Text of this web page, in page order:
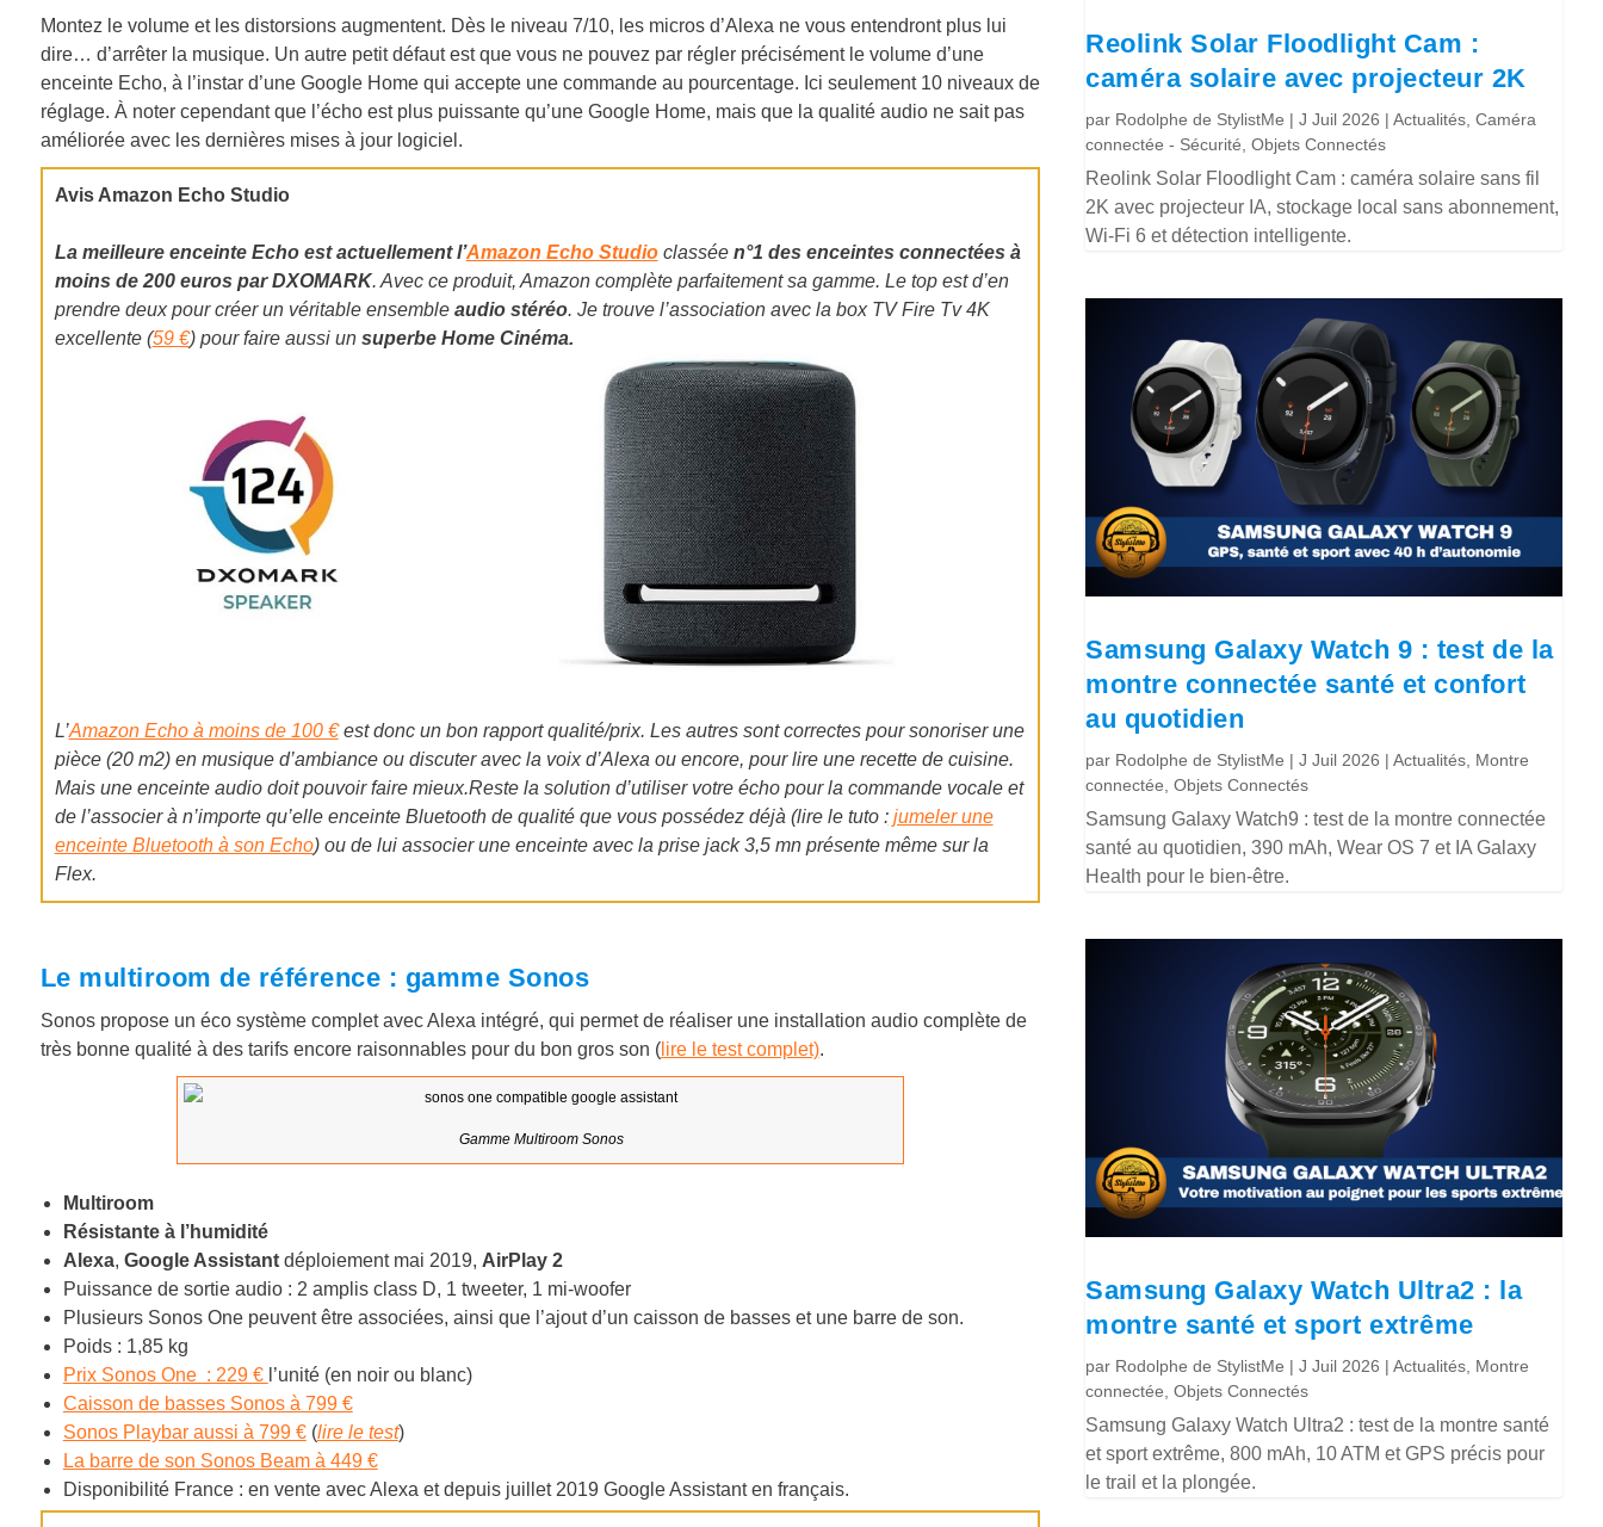
Montez le volume et les distorsions augmentent. Dès le niveau 7/10, les micros d’Alexa ne vous entendront plus lui
dire… d’arrêter la musique. Un autre petit défaut est que vous ne pouvez par régler précisément le volume d’une
enceinte Echo, à l’instar d’une Google Home qui accepte une commande au pourcentage. Ici seulement 10 niveaux de
réglage. À noter cependant que l’écho est plus puissante qu’une Google Home, mais que la qualité audio ne sait pas
améliorée avec les dernières mises à jour logiciel.
Avis Amazon Echo Studio
La meilleure enceinte Echo est actuellement l’Amazon Echo Studioclassée n°1 des enceintes connectées à
moins de 200 euros par DXOMARK. Avec ce produit, Amazon complète parfaitement sa gamme. Le top est d’en
prendre deux pour créer un véritable ensemble audio stéréo. Je trouve l’association avec la box TV Fire Tv 4K
excellente (59 €) pour faire aussi unsuperbe Home Cinéma.
L’Amazon Echo à moins de 100 €est donc un bon rapport qualité/prix. Les autres sont correctes pour sonoriser une
pièce (20 m2) en musique d’ambiance ou discuter avec la voix d’Alexa ou encore, pour lire une recette de cuisine.
Mais une enceinte audio doit pouvoir faire mieux.Restela solution d’utiliser votre écho pour la commande vocale et
de l’associer à n’importe qu’elle enceinte Bluetooth de qualité que vous possédez déjà (lire le tuto :jumeler une
enceinte Bluetooth à son Echo) ou de lui associer une enceinte avec la prise jack 3,5 mn présente même sur la
Flex.
Le multiroom de référence : gamme Sonos
Sonos propose un éco système complet avec Alexa intégré, qui permet de réaliser une installation audio complète de
très bonne qualité à des tarifs encore raisonnables pour du bon gros son (lire le test complet).
Gamme Multiroom Sonos
Multiroom
Résistante à l’humidité
Alexa, Google Assistantdéploiement mai 2019, AirPlay 2
Puissance de sortie audio : 2 amplis class D, 1 tweeter, 1 mi-woofer
Plusieurs Sonos One peuvent être associées, ainsi que l’ajout d’un caisson de basses et une barre de son.
Poids : 1,85 kg
Prix Sonos One : 229 € l’unité (en noir ou blanc)
Caisson de basses Sonos à 799 €
Sonos Playbar aussi à 799 €(lire le test)
La barre de son Sonos Beam à 449 €
Disponibilité France : en vente avec Alexa et depuis juillet 2019 Google Assistant en français.
Reolink Solar Floodlight Cam :
caméra solaire avec projecteur 2K
par Rodolphe de StylistMe |J Juil 2026 |Actualités ,Caméra
connectée - Sécurité ,Objets Connectés
Reolink Solar Floodlight Cam : caméra solaire sans fil
2K avec projecteur IA, stockage local sans abonnement,
Wi-Fi 6 et détection intelligente.
Samsung Galaxy Watch 9 : test de la
montre connectée santé et confort
au quotidien
par Rodolphe de StylistMe |J Juil 2026 |Actualités Montre
connectée ,Objets Connectés
Samsung Galaxy Watch9 : test de la montre connectée
santé au quotidien, 390 mAh, Wear OS 7 et IA Galaxy
Health pour le bien-être.
Samsung Galaxy Watch Ultra2 : la
montre santé et sport extrême
par Rodolphe de StylistMe |J Juil 2026 |Actualités Montre
connectée ,Objets Connectés
Samsung Galaxy Watch Ultra2 : test de la montre santé
et sport extrême, 800 mAh, 10 ATM et GPS précis pour
le trail et la plongée.